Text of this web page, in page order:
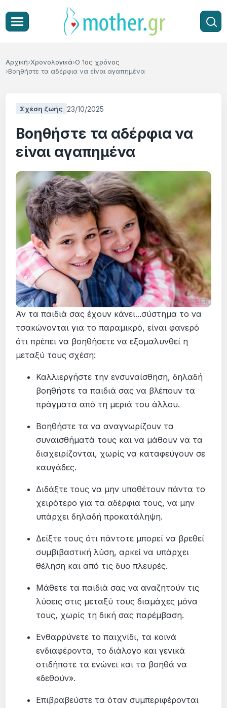
Αρχική Χρονολογικά Ο 1ος χρόνος
Βοηθήστε τα αδέρφια να είναι αγαπημένα
Σχέση ζωής 23/10/2025
Βοηθήστε τα αδέρφια να
είναι αγαπημένα
Αν τα παιδιά σας έχουν κάνει...σύστημα το να
τσακώνονται για το παραμικρό, είναι φανερό
ότι πρέπει να βοηθήσετε να εξομαλυνθεί η
μεταξύ τους σχέση:
Καλλιεργήστε την ενσυναίσθηση, δηλαδή
βοηθήστε τα παιδιά σας να βλέπουν τα
πράγματα από τη μεριά του άλλου.
Βοηθήστε τα να αναγνωρίζουν τα
συναισθήματά τους και να μάθουν να τα
διαχειρίζονται, χωρίς να καταφεύγουν σε
καυγάδες.
Διδάξτε τους να μην υποθέτουν πάντα το
χειρότερο για τα αδέρφια τους, να μην
υπάρχει δηλαδή προκατάληψη.
Δείξτε τους ότι πάντοτε μπορεί να βρεθεί
συμβιβαστική λύση, αρκεί να υπάρχει
θέληση και από τις δυο πλευρές.
Μάθετε τα παιδιά σας να αναζητούν τις
λύσεις στις μεταξύ τους διαμάχες μόνα
τους, χωρίς τη δική σας παρέμβαση.
Ενθαρρύνετε το παιχνίδι, τα κοινά
ενδιαφέροντα, το διάλογο και γενικά
οτιδήποτε τα ενώνει και τα βοηθά να
«δεθούν».
Επιβραβεύστε τα όταν συμπεριφέρονται